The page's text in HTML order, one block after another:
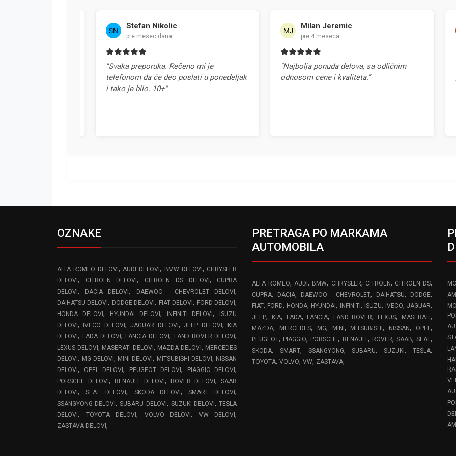
Stefan Nikolic
pre mesec dana
"Svaka preporuka. Rečeno mi je
telefonom da će deo poslati u ponedeljak
i tako je bilo. 10+"
Milan Jeremic
pre 4 meseca
"Najbolja ponuda delova, sa odličnim
odnosom cene i kvaliteta."
OZNAKE
ALFA ROMEO DELOVI,AUDI DELOVI, BMW DELOVI, CHRYSLER
DELOVI, CITROEN DELOVI, CITROEN DS DELOVI,
CUPRA
DELOVI, DACIA DELOVI, DAEWOO - CHEVROLET DELOVI,
DAIHATSU DELOVI, DODGE DELOVI, FIAT DELOVI, FORD DELOVI,
HONDA DELOVI, HYUNDAI DELOVI, INFINITI DELOVI,
ISUZU
DELOVI, IVECO DELOVI,JAGUAR DELOVI,JEEP DELOVI,
KIA
DELOVI, LADA DELOVI, LANCIA DELOVI, LAND ROVER DELOVI,
LEXUS DELOVI, MASERATI DELOVI, MAZDA DELOVI, MERCEDES
DELOVI, MG DELOVI, MINI DELOVI, MITSUBISHI DELOVI, NISSAN
DELOVI, OPEL DELOVI, PEUGEOT DELOVI, PIAGGIO DELOVI,
PORSCHE DELOVI, RENAULT DELOVI, ROVER DELOVI,SAAB
DELOVI,SEAT DELOVI, SKODA DELOVI,SMART DELOVI,
SSANGYONG DELOVI,SUBARU DELOVI, SUZUKI DELOVI,TESLA
DELOVI, TOYOTA DELOVI, VOLVO DELOVI, VW DELOVI,
ZASTAVA DELOVI,
PRETRAGA PO MARKAMA
AUTOMOBILA
ALFA ROMEO,AUDI, BMW, CHRYSLER, CITROEN, CITROEN DS,
CUPRA, DACIA, DAEWOO - CHEVROLET, DAIHATSU, DODGE,
FIAT, FORD, HONDA, HYUNDAI, INFINITI, ISUZU, IVECO, JAGUAR,
JEEP, KIA, LADA, LANCIA, LAND ROVER, LEXUS, MASERATI,
MAZDA, MERCEDES, MG, MINI, MITSUBISHI, NISSAN, OPEL ,
PEUGEOT, PIAGGIO, PORSCHE, RENAULT, ROVER, SAAB, SEAT,
SKODA, SMART, SSANGYONG,SUBARU,SUZUKI, TESLA,
TOYOTA,VOLVO,VW, ZASTAVA,